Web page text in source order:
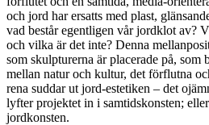
och jord har ersatts med plast,
vad består egentligen vår jordklot av?
och vilka är det inte? Denna
som skulpturerna är placerade på, som
mellan natur och kultur, det förflutna
rena suddar ut jord-estetiken – det
lyfter projektet in i samtidskonsten;
jordkonsten.